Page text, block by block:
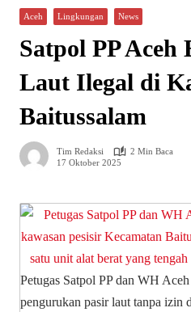
Aceh Lingkungan News
Satpol PP Aceh
Laut Ilegal di
Baitussalam
Tim Redaksi
2 Min Baca
17 Oktober 2025
Petugas Satpol PP dan WH
pengurukan pasir laut tanpa izin